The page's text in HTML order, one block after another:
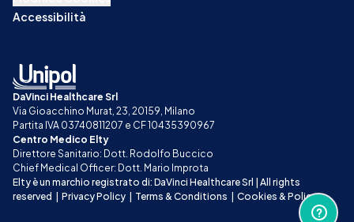
Accessibilità
DaVinci Healthcare Srl
Via Gioacchino Murat, 23, 20159, Milano
Partita IVA 03740811207 e CF 10435390967
Centro Medico Elty
Direttore Sanitario: Dott. Rodolfo Buccico
Chief Medical Officer: Dott. Mario Improta
Elty è un marchio registrato di: DaVinci Healthcare Srl | All rights
reserved | Privacy Policy | Terms & Conditions | Cookies & Policy